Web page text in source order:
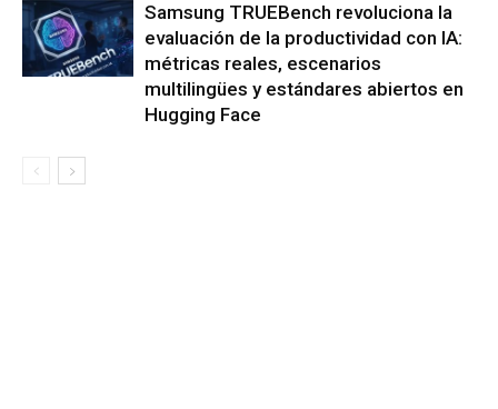
Samsung TRUEBench revoluciona la
evaluación de la productividad con IA:
métricas reales, escenarios
multilingües y estándares abiertos en
Hugging Face